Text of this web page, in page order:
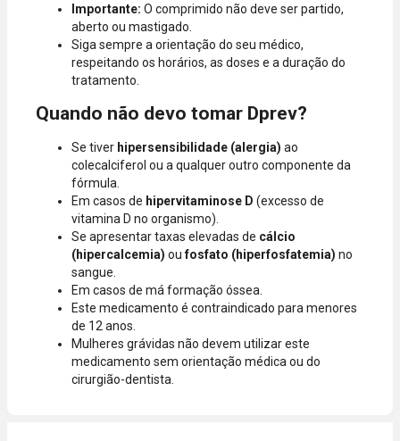
Importante: O comprimido não deve ser partido,
aberto ou mastigado.
Siga sempre a orientação do seu médico,
respeitando os horários, as doses e a duração do
tratamento.
Quando não devo tomar Dprev?
Se tiver hipersensibilidade (alergia) ao
colecalciferol ou a qualquer outro componente da
fórmula.
Em casos de hipervitaminose D (excesso de
vitamina D no organismo).
Se apresentar taxas elevadas de cálcio
(hipercalcemia) oufosfato (hiperfosfatemia) no
sangue.
Em casos de má formação óssea.
Este medicamento é contraindicado para menores
de 12 anos.
Mulheres grávidas não devem utilizar este
medicamento sem orientação médica ou do
cirurgião-dentista.